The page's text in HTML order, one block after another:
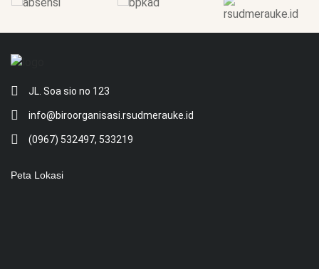
JL. Soa sio no 123
info@biroorganisasi.rsudmerauke.id
(0967) 532497, 533219
Peta Lokasi